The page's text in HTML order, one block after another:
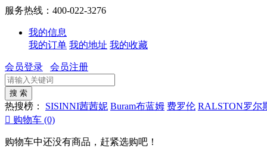
服务热线：400-022-3276
我的信息
我的订单 我的地址 我的收藏
会员登录 会员注册
热搜榜： SISINNI茜茜妮 Buram布蓝姆 费罗伦 RALSTON罗尔
 购物车 (0)
购物车中还没有商品，赶紧选购吧！